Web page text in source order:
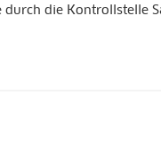
die Kontrollstelle